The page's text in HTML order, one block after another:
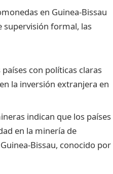
en Guinea-Bissau
supervisión formal, las
con políticas claras
la inversión extranjera en
indican que los países
en la minería de
Bissau, conocido por